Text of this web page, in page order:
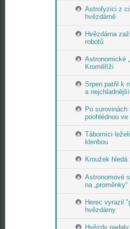
Astrofyzici z
hvězdárně
Hvězdárna
robotů
Astronomické
Kroměříži
Srpen patřil k
a
Po surovinách
poohlédnou
Táborníci
klenbou
Kroužek
Astronomové
na „proměnky“
Herec vyrazil
hvězdárny
Hvězdy